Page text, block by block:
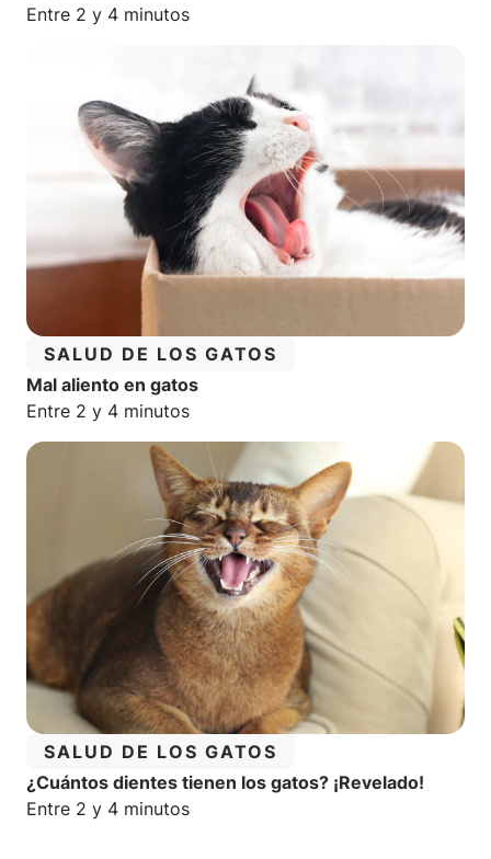
Tiempo estimado de lectura:
Entre 2 y 4 minutos
CATEGORÍA:
SALUD DE LOS GATOS
Mal aliento en gatos
Tiempo estimado de lectura:
Entre 2 y 4 minutos
CATEGORÍA:
SALUD DE LOS GATOS
¿Cuántos dientes tienen los gatos? ¡Revelado!
Tiempo estimado de lectura:
Entre 2 y 4 minutos